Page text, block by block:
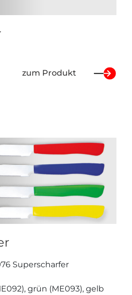
zum Produkt
Superscharfer
grün (ME093), gelb